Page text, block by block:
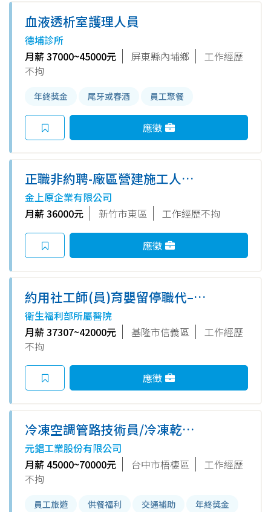
血液透析室護理人員
德埔診所
月薪 37000~45000元
屏東縣內埔鄉
工作經歷
不拘
年終獎金 尾牙或春酒 員工聚餐
應徵
正職非約聘-廠區營建施工人員
(竹科台積電)
金上原企業有限公司
月薪 36000元
新竹市東區 工作經歷不拘
應徵
約用社工師(員)育嬰留停職代–
精神科-基隆醫院
衛生福利部所屬醫院
月薪 37307~42000元
基隆市信義區
工作經歷
不拘
應徵
冷凍空調管路技術員/冷凍乾燥
機設計開發工程師
元錩工業股份有限公司
月薪 45000~70000元
台中市梧棲區
工作經歷
不拘
員工旅遊 供餐福利 交通補助 年終獎金